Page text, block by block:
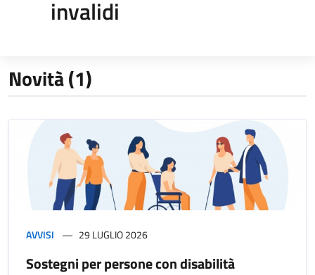
invalidi
Novità (1)
AVVISI 29 LUGLIO 2026
Sostegni per persone con disabilità